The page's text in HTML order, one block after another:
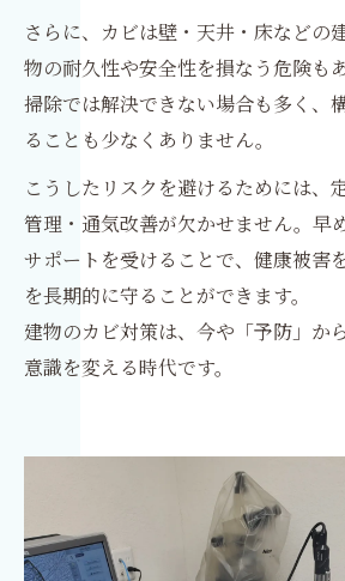
さらに、カビは壁・天井・床などの
物の耐久性や安全性を損なう危険も
掃除では解決できない場合も多く、
ることも少なくありません。
こうしたリスクを避けるためには、
管理・通気改善が欠かせません。早
サポートを受けることで、健康被害
を長期的に守ることができます。
建物のカビ対策は、今や「予防」か
意識を変える時代です。